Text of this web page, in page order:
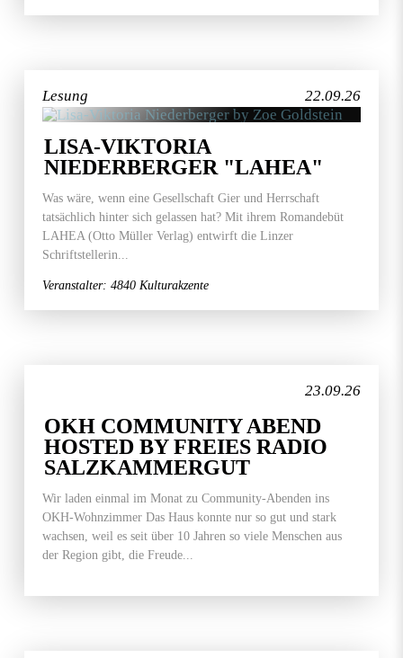
22.09.26
Lesung
LISA-VIKTORIA
NIEDERBERGER "LAHEA"
Was wäre, wenn eine Gesellschaft Gier und Herrschaft
tatsächlich hinter sich gelassen hat? Mit ihrem Romandebüt
LAHEA (Otto Müller Verlag) entwirft die Linzer
Schriftstellerin...
Veranstalter: 4840 Kulturakzente
23.09.26
OKH COMMUNITY ABEND
HOSTED BY FREIES RADIO
SALZKAMMERGUT
Wir laden einmal im Monat zu Community-Abenden ins
OKH-Wohnzimmer Das Haus konnte nur so gut und stark
wachsen, weil es seit über 10 Jahren so viele Menschen aus
der Region gibt, die Freude...